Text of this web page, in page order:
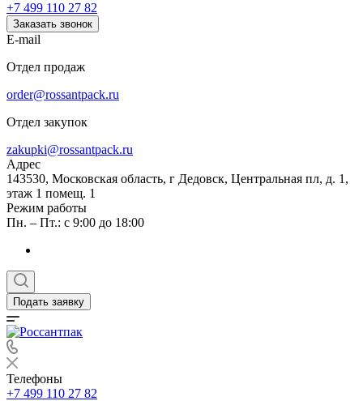
+7 499 110 27 82
Заказать звонок
E-mail
Отдел продаж
order@rossantpack.ru
Отдел закупок
zakupki@rossantpack.ru
Адрес
143530, Московская область, г Дедовск, Центральная пл, д. 1,
этаж 1 помещ. 1
Режим работы
Пн. – Пт.: с 9:00 до 18:00
Подать заявку
Телефоны
+7 499 110 27 82